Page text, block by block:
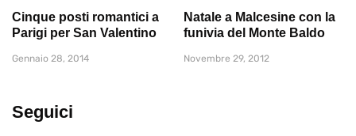
Cinque posti romantici a
Parigi per San Valentino
Gennaio 28, 2014
Natale a Malcesine con la
funivia del Monte Baldo
Novembre 29, 2012
Seguici